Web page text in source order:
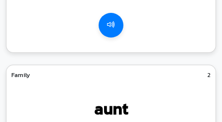
Family 2
aunt